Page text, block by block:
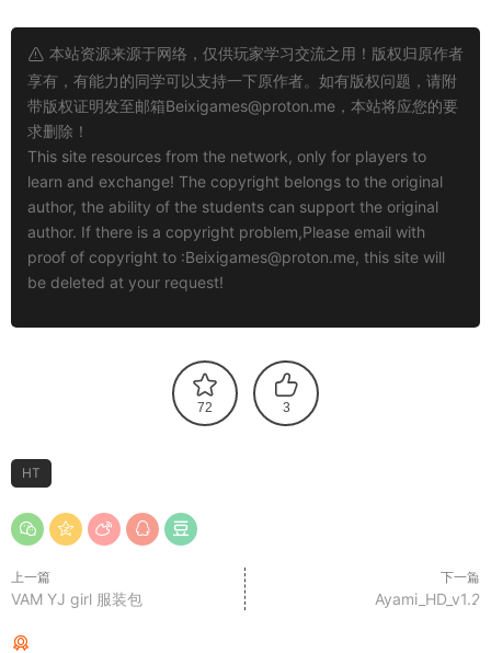
本站资源来源于网络，仅供玩家学习交流之用！版权归原作者
享有，有能力的同学可以支持一下原作者。如有版权问题，请附
带版权证明发至邮箱Beixigames@proton.me ，本站将应您的要
求删除！
This site resources from the network, only for players to
learn and exchange! The copyright belongs to the original
author, the ability of the students can support the original
author. If there is a copyright problem,Please email with
proof of copyright to :Beixigames@proton.me, this site will
be deleted at your request!
72 3
HT
上一篇
VAM YJ girl 服装包
下一篇
Ayami_HD_v1.2